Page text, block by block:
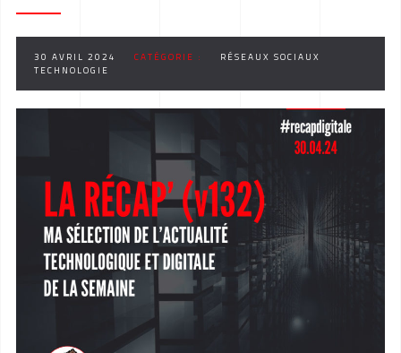
30 AVRIL 2024 CATÉGORIE :
RÉSEAUX SOCIAUX
TECHNOLOGIE